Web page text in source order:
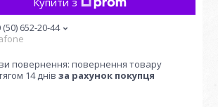
(50) 652-20-44
повернення товару
14 днів за рахунок покупця